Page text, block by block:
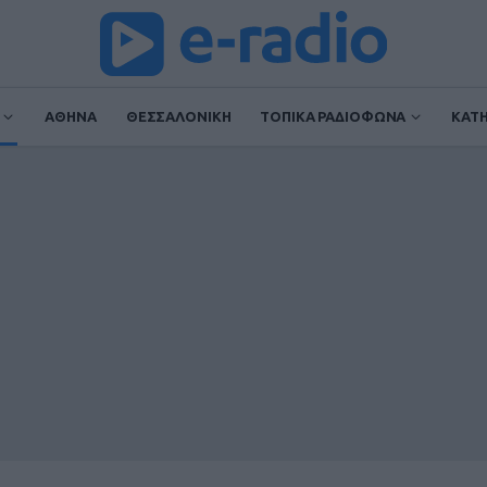
ΑΘΗΝΑ ΘΕΣΣΑΛΟΝΙΚΗ ΤΟΠΙΚΑ ΡΑΔΙΟΦΩΝΑ